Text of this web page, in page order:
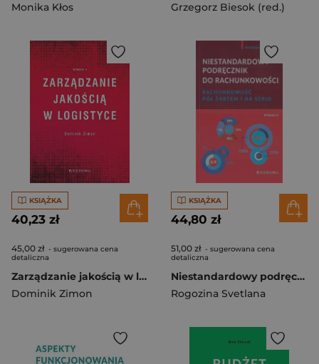
Monika Kłos
Grzegorz Biesok (red.)
KSIĄŻKA
40,23 zł
45,00 zł - sugerowana cena
detaliczna
Zarządzanie jakością w logistyce
Dominik Zimon
KSIĄŻKA
44,80 zł
51,00 zł - sugerowana cena
detaliczna
Niestandardowy podręcznik do rachunkowości
Rogozina Svetlana